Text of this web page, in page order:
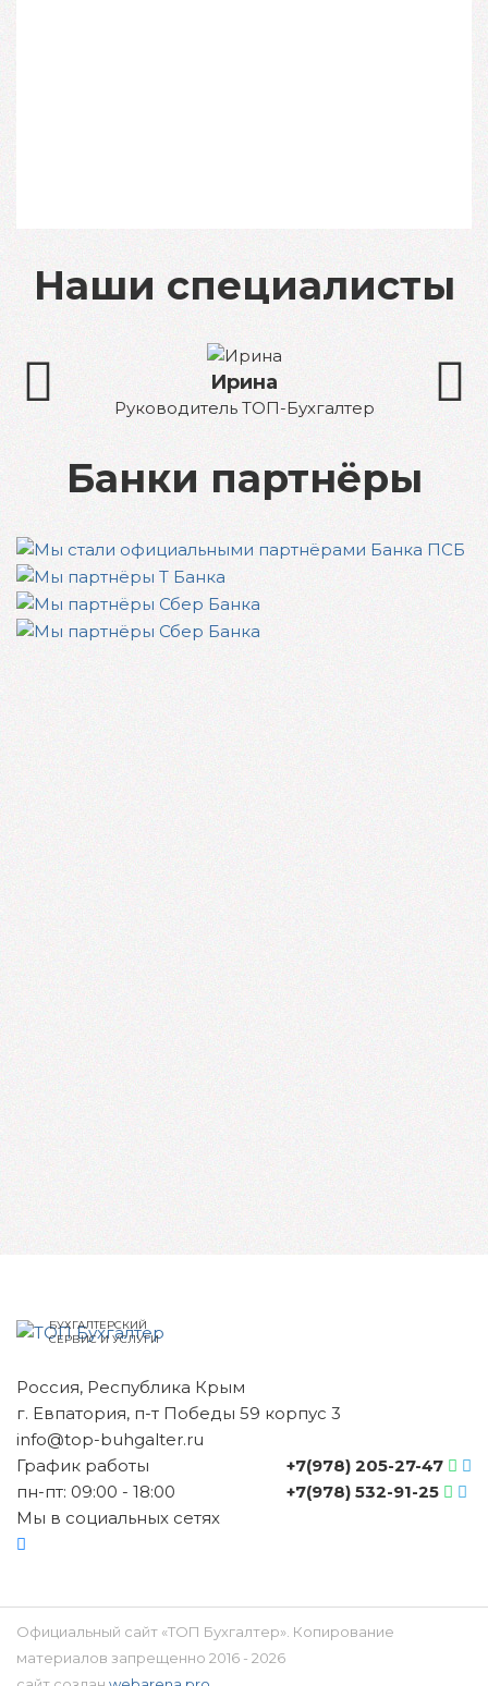
Наши специалисты
Ирина
Руководитель ТОП-Бухгалтер
Банки партнёры
БУХГАЛТЕРСКИЙ
СЕРВИС И УСЛУГИ
Россия, Республика Крым
г. Евпатория, п-т Победы 59 корпус 3
info@top-buhgalter.ru
График работы
пн-пт: 09:00 - 18:00
+7(978) 205-27-47
+7(978) 532-91-25
Мы в социальных сетях
Официальный сайт «ТОП Бухгалтер». Копирование
материалов запрещенно 2016 - 2026